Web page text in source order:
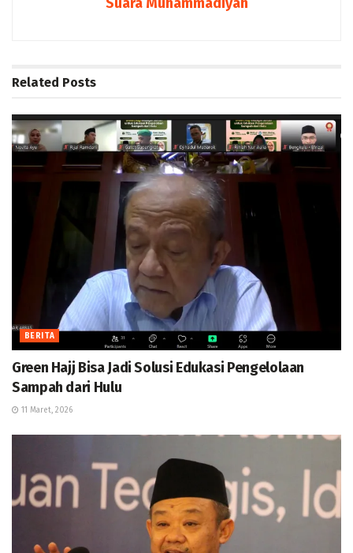
Related Posts
BERITA
Green Hajj Bisa Jadi Solusi Edukasi Pengelolaan
Sampah dari Hulu
11 Maret, 2026